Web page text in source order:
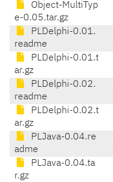
Object-MultiTyp
e-0.05.tar.gz
PLDelphi-0.01.
readme
PLDelphi-0.01.t
ar.gz
PLDelphi-0.02.
readme
PLDelphi-0.02.t
ar.gz
PLJava-0.04.re
adme
PLJava-0.04.ta
r.gz